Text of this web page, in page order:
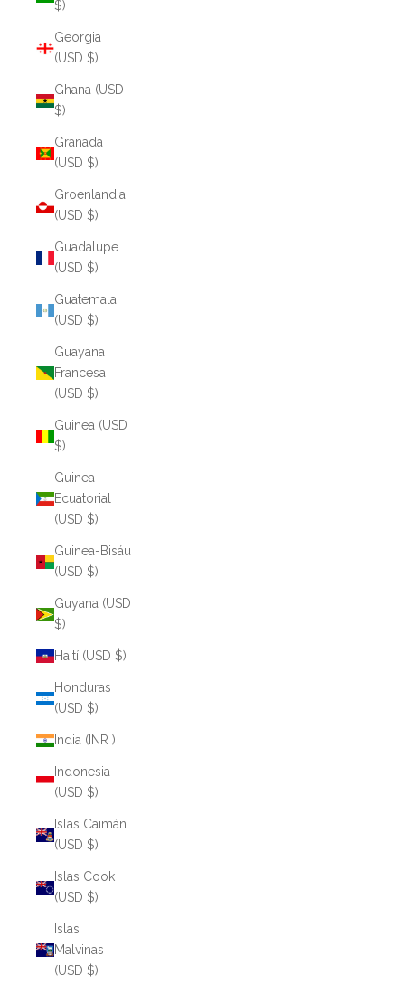
$)
Georgia
(USD $)
Ghana (USD
$)
Granada
(USD $)
Groenlandia
(USD $)
Guadalupe
(USD $)
Guatemala
(USD $)
Guayana
Francesa
(USD $)
Guinea (USD
$)
Guinea
Ecuatorial
(USD $)
Guinea-Bisáu
(USD $)
Guyana (USD
$)
Haití (USD $)
Honduras
(USD $)
India (INR ₹)
Indonesia
(USD $)
Islas Caimán
(USD $)
Islas Cook
(USD $)
Islas
Malvinas
(USD $)